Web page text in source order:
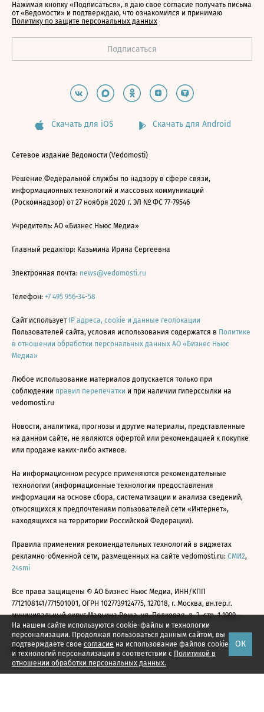
На нашем сайте используются cookie-файлы и технологии
персонализации. Продолжая пользоваться данным сайтом, вы
подтверждаете свое согласие на использование файлов cookie
и технологий персонализации в соответствии с Политикой в
отношении обработки персональных данных.
ОК
Нажимая кнопку «Подписаться», я даю свое согласие получать письма
от «Ведомости» и подтверждаю, что ознакомился и принимаю
Политику по защите персональных данных
Скачать для iOS Скачать для Android
Сетевое издание Ведомости (Vedomosti)
Решение Федеральной службы по надзору в сфере связи,
информационных технологий и массовых коммуникаций
(Роскомнадзор) от 27 ноября 2020 г. ЭЛ № ФС 77-79546
Учредитель: АО «Бизнес Ньюс Медиа»
Главный редактор: Казьмина Ирина Сергеевна
Электронная почта: news@vedomosti.ru
Телефон: +7 495 956-34-58
Сайт использует IP адреса, cookie и данные геолокации
Пользователей сайта, условия использования содержатся в Политике
в отношении обработки персональных данных АО «Бизнес Ньюс
Медиа»
Любое использование материалов допускается только при
соблюдении правил перепечатки и при наличии гиперссылки на
vedomosti.ru
Новости, аналитика, прогнозы и другие материалы, представленные
на данном сайте, не являются офертой или рекомендацией к покупке
или продаже каких-либо активов.
На информационном ресурсе применяются рекомендательные
технологии (информационные технологии предоставления
информации на основе сбора, систематизации и анализа сведений,
относящихся к предпочтениям пользователей сети «Интернет»,
находящихся на территории Российской Федерации).
Правила применения рекомендательных технологий в виджетах
рекламно-обменной сети, размещенных на сайте vedomosti.ru: СМИ2,
24smi
Все права защищены © АО Бизнес Ньюс Медиа, ИНН/КПП
7712108141/771501001, ОГРН 1027739124775, 127018, г. Москва, вн.тер.г.
муниципальный округ Марьина Роща, ул. Полковая, д. 3, стр. 1 1999—
2026